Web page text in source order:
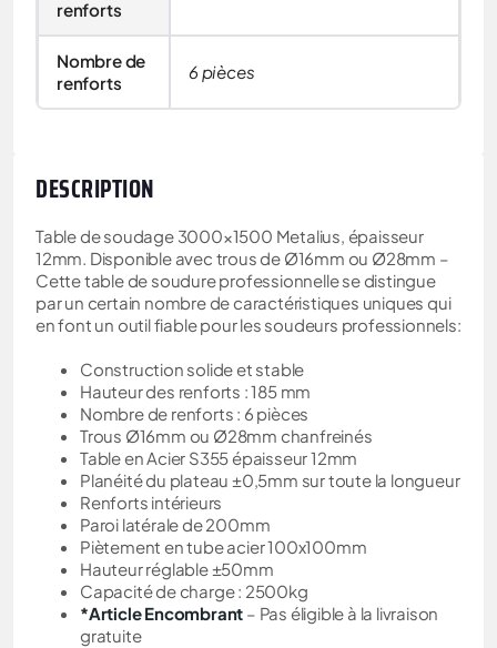
renforts
Nombre de
renforts
6 pièces
DESCRIPTION
Table de soudage 3000×1500 Metalius, épaisseur
12mm. Disponible avec trous de Ø16mm ou Ø28mm –
Cette table de soudure professionnelle se distingue
par un certain nombre de caractéristiques uniques qui
en font un outil fiable pour les soudeurs professionnels:
Construction solide et stable
Hauteur des renforts : 185 mm
Nombre de renforts : 6 pièces
Trous Ø16mm ou Ø28mm chanfreinés
Table en Acier S355 épaisseur 12mm
Planéité du plateau ±0,5mm sur toute la longueur
Renforts intérieurs
Paroi latérale de 200mm
Piètement en tube acier 100x100mm
Hauteur réglable ±50mm
Capacité de charge : 2500kg
*Article Encombrant – Pas éligible à la livraison
gratuite